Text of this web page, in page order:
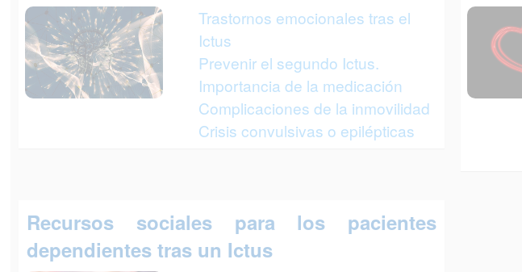
Trastornos emocionales tras el
Ictus
Prevenir el segundo Ictus.
Importancia de la medicación
Complicaciones de la inmovilidad
Crisis convulsivas o epilépticas
Recursos sociales para los pacientes
dependientes tras un Ictus